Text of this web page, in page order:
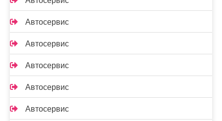
Автосервис
Автосервис
Автосервис
Автосервис
Автосервис